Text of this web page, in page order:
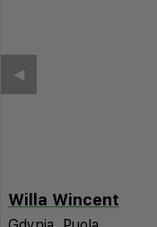
◀︎
Willa Wincent